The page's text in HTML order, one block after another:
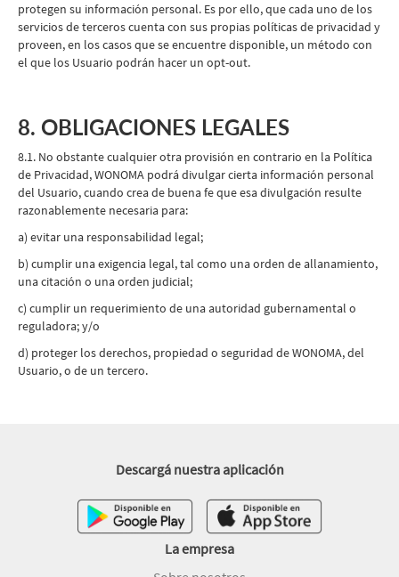
protegen su información personal. Es por ello, que cada uno de los
servicios de terceros cuenta con sus propias políticas de privacidad y
proveen, en los casos que se encuentre disponible, un método con
el que los Usuario podrán hacer un opt-out.
8. OBLIGACIONES LEGALES
8.1. No obstante cualquier otra provisión en contrario en la Política
de Privacidad, WONOMA podrá divulgar cierta información personal
del Usuario, cuando crea de buena fe que esa divulgación resulte
razonablemente necesaria para:
a) evitar una responsabilidad legal;
b) cumplir una exigencia legal, tal como una orden de allanamiento,
una citación o una orden judicial;
c) cumplir un requerimiento de una autoridad gubernamental o
reguladora; y/o
d) proteger los derechos, propiedad o seguridad de WONOMA, del
Usuario, o de un tercero.
Descargá nuestra aplicación
La empresa